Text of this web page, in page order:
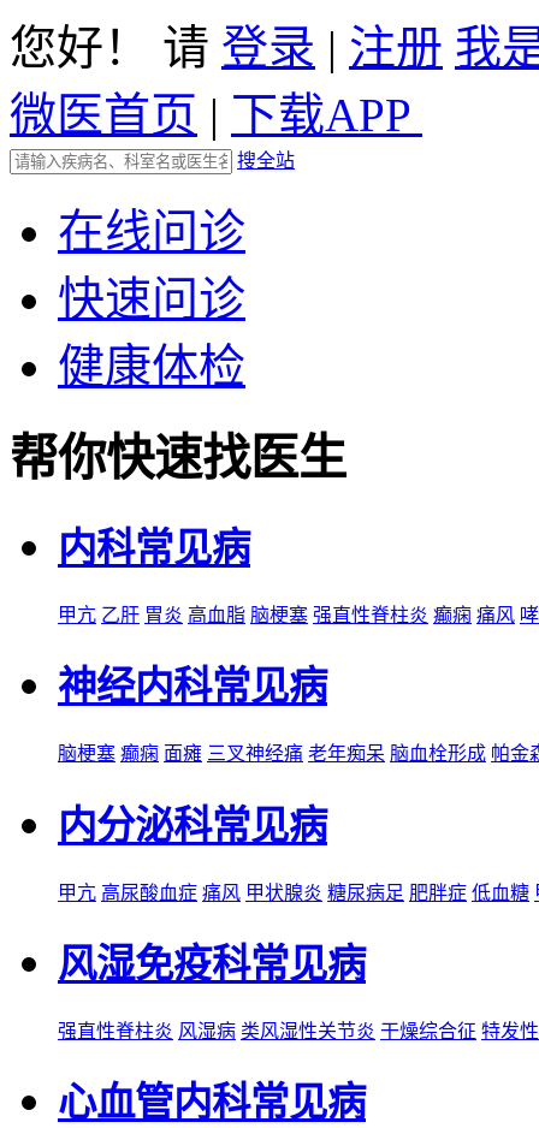
您好！ 请 登录 | 注册 我
微医首页 | 下载APP
搜全站
在线问诊
快速问诊
健康体检
帮你快速找医生
内科常见病
甲亢 乙肝 胃炎 高血脂 脑梗塞 强直性脊柱炎 癫痫 痛风
神经内科常见病
脑梗塞 癫痫 面瘫 三叉神经痛 老年痴呆 脑血栓形成 帕金
内分泌科常见病
甲亢 高尿酸血症 痛风 甲状腺炎 糖尿病足 肥胖症 低血糖
风湿免疫科常见病
强直性脊柱炎 风湿病 类风湿性关节炎 干燥综合征 特发
心血管内科常见病